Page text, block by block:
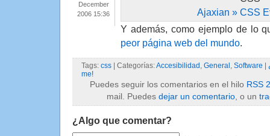
December
2006 15:36
Ajaxian » CSS
Y además, como ejemplo de lo
peor página web del mundo.
Tags: css | Categorías:Accesibilidad , General , Software
me!
Puedes seguir los comentarios en el hilo RSS
mail. Puedes dejar un comentario , o un
¿Algo que comentar?